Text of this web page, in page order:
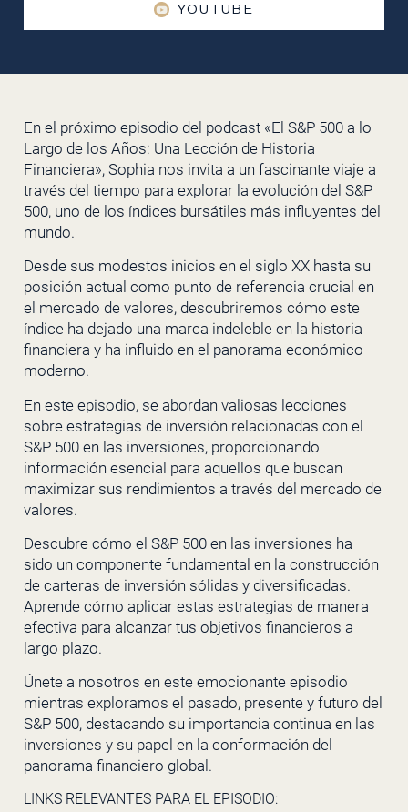
YOUTUBE
En el próximo episodio del podcast «El S&P 500 a lo
Largo de los Años: Una Lección de Historia
Financiera», Sophia nos invita a un fascinante viaje a
través del tiempo para explorar la evolución del S&P
500, uno de los índices bursátiles más influyentes del
mundo.
Desde sus modestos inicios en el siglo XX hasta su
posición actual como punto de referencia crucial en
el mercado de valores, descubriremos cómo este
índice ha dejado una marca indeleble en la historia
financiera y ha influido en el panorama económico
moderno.
En este episodio, se abordan valiosas lecciones
sobre estrategias de inversión relacionadas con el
S&P 500 en las inversiones, proporcionando
información esencial para aquellos que buscan
maximizar sus rendimientos a través del mercado de
valores.
Descubre cómo el S&P 500 en las inversiones ha
sido un componente fundamental en la construcción
de carteras de inversión sólidas y diversificadas.
Aprende cómo aplicar estas estrategias de manera
efectiva para alcanzar tus objetivos financieros a
largo plazo.
Únete a nosotros en este emocionante episodio
mientras exploramos el pasado, presente y futuro del
S&P 500, destacando su importancia continua en las
inversiones y su papel en la conformación del
panorama financiero global.
LINKS RELEVANTES PARA EL EPISODIO: